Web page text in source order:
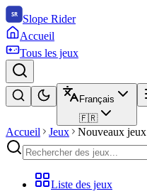
Slope Rider
Accueil
Tous les jeux
Français
🇫🇷
Accueil Jeux Nouveaux jeux
Liste des jeux